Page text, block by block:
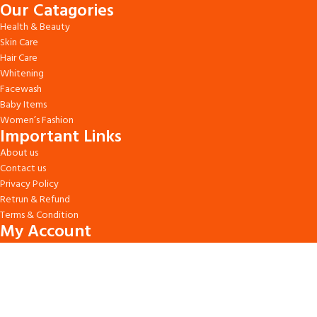
Our Catagories
Health & Beauty
Skin Care
Hair Care
Whitening
Facewash
Baby Items
Women’s Fashion
Important Links
About us
Contact us
Privacy Policy
Retrun & Refund
Terms & Condition
My Account
Login/Signup